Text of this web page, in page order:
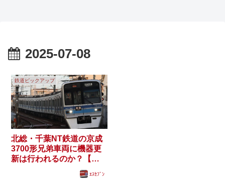
2025-07-08
鉄道ピックアップ
北総・千葉NT鉄道の京成
3700形兄弟車両に機器更
新は行われるのか？【
ｴｽｾﾌﾞﾝ